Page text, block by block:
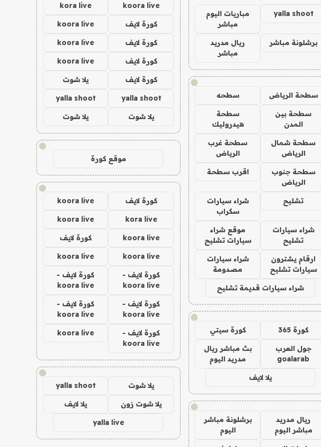
yalla shoot
مباريات اليوم
مباشر
برشلونة مباشر
ريال مدريد
مباشر
!
سطحة الرياض سطحه
سطحة بين
المدن
سطحة
هيدروليك
سطحة شمال
الرياض
سطحة غرب
الرياض
سطحة جنوب
الرياض
اقرب سطحة
تشليح
شراء سيارات
سكراب
شراء سيارات
تشليح
موقع شراء
سيارات تشليح
ارقام يشترون
سيارات تشليح
شراء سيارات
مصدومة
شراء سيارات قديمة تشليح
!
كورة 365 كورة سيتي
جول العرب
goalarab
بث مباشر ريال
مدريد اليوم
يلا لايف
!
ريال مدريد
مباشر اليوم
برشلونة مباشر
اليوم
koora live
kora live
كورة لايف koora live
كورة لايف koora live
كورة لايف koora live
كورة لايف يلا شوت
yalla shoot
yalla shoot
يلا شوت يلا شوت
!
موقع كورة
!
كورة لايف koora live
kora live
koora live
koora live كورة لايف
koora live
koora live
كورة لايف -
koora live
كورة لايف -
koora live
كورة لايف -
koora live
كورة لايف -
koora live
كورة لايف -
koora live
koora live
!
يلا شوت yalla shoot
يلا شوت زون يلا لايف
yalla live